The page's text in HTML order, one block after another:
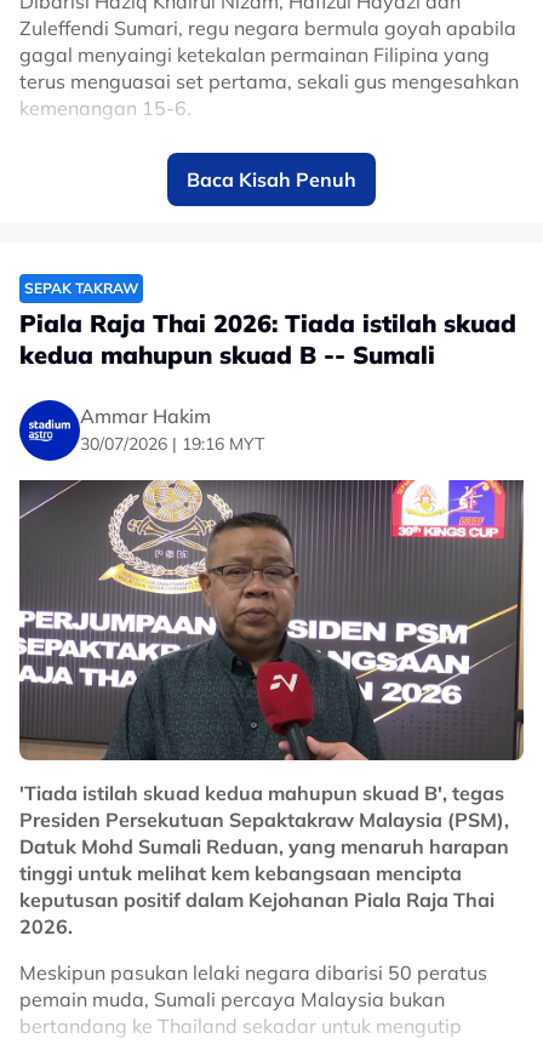
Zuleffendi Sumari, regu negara bermula goyah apabila
gagal menyaingi ketekalan permainan Filipina yang
terus menguasai set pertama, sekali gus mengesahkan
kemenangan 15-6.
Anak buah jurulatih, Ahmad Jais Baharun, cuba bangkit
dalam set kedua dengan aksi lebih meyakinkan, corak
permainan lebih tersusun dan beberapa kali
Bagaimanapun, Filipina kekal tenang dalam mata-
mata kritikal dan menutup perlawanan dengan
keputusan 15-13.
Kekalahan itu menyaksikan impian Malaysia beraksi di
pentas final lebur, manakala Filipina meneruskan misi
memburu gelaran juara.
No node context available.
Related Topics
#Sepak Takraw #Piala Raja Thai
Baca Kisah Penuh
SEPAK TAKRAW
Piala Raja Thai 2026: Tiada istilah skuad
kedua mahupun skuad B -- Sumali
Ammar Hakim
30/07/2026 | 19:16 MYT
'Tiada istilah skuad kedua mahupun skuad B', tegas
Presiden Persekutuan Sepaktakraw Malaysia (PSM),
Datuk Mohd Sumali Reduan, yang menaruh harapan
tinggi untuk melihat kem kebangsaan mencipta
keputusan positif dalam Kejohanan Piala Raja Thai
2026.
Meskipun pasukan lelaki negara dibarisi 50 peratus
pemain muda, Sumali percaya Malaysia bukan
bertandang ke Thailand sekadar untuk mengutip